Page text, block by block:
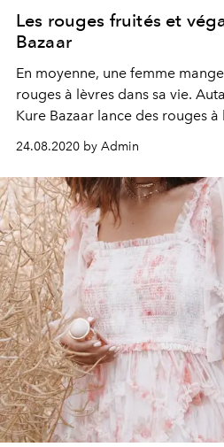
Les rouges fruités et
Bazaar
En moyenne, une femme
rouges à lèvres dans sa vie.
Kure Bazaar lance des rouges
rechar-geables.
24.08.2020 by Admin